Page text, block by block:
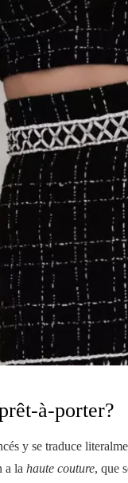
à-porter?
y se traduce
a la haute couture, que